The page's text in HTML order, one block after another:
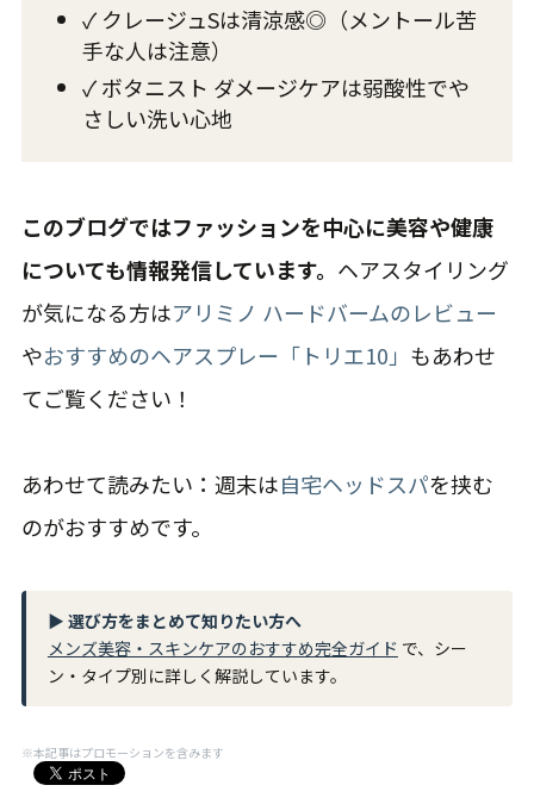
✓ クレージュSは清涼感◎（メントール苦
手な人は注意）
✓ ボタニスト ダメージケアは弱酸性でや
さしい洗い心地
このブログではファッションを中心に美容や健康
についても情報発信しています。 ヘアスタイリング
が気になる方はアリミノ ハードバームのレビュー
やおすすめのヘアスプレー「トリエ10」 もあわせ
てご覧ください！
あわせて読みたい：週末は自宅ヘッドスパを挟む
のがおすすめです。
▶ 選び方をまとめて知りたい方へ
メンズ美容・スキンケアのおすすめ完全ガイド で、シー
ン・タイプ別に詳しく解説しています。
※本記事はプロモーションを含みます